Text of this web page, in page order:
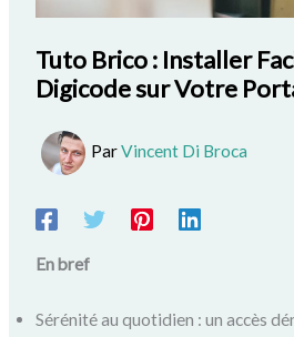
Tuto Brico : Installer
Digicode sur Votre
ParVincent Di Broca
En bref
Sérénité au quotidien : un accès